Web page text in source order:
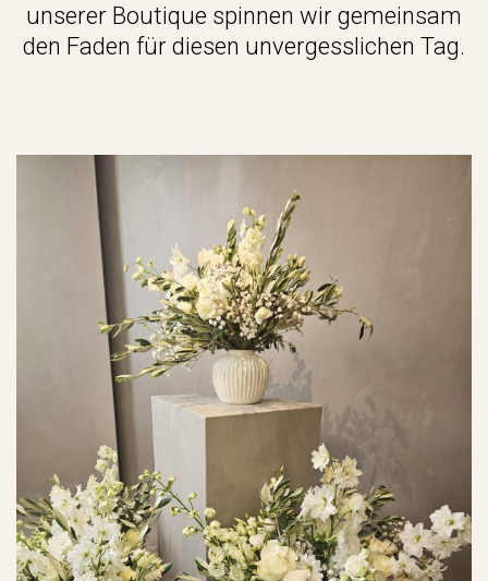
unserer Boutique spinnen wir gemeinsam
den Faden für diesen unvergesslichen Tag.